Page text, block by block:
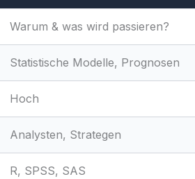
Warum & was wird passieren?
Statistische Modelle, Prognosen
Hoch
Analysten, Strategen
R, SPSS, SAS